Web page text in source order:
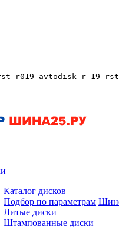
r019-avtodisk-r-19-
Каталог дисков
Подбор по параметрам
Литые диски
Штампованные диски